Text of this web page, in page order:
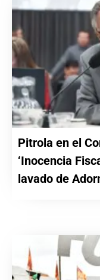
Pitrola en el
‘Inocencia
lavado de